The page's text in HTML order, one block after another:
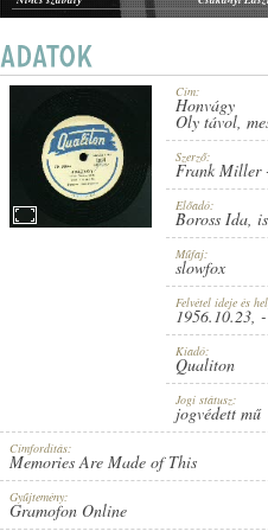
BOROSS IDA ISMERETLEN
GOMMERMANN
SLOWFOX
Van, aki vár
Halló, ha ráér
Barnabőrű hableány
Cím:
Honvágy
Oly távol,
Szerző:
Frank Miller
Előadó:
Boross Ida,
Műfaj:
slowfox
Felvétel ideje és
1956.10.23, -
Kiadó:
Qualiton
Jogi státusz:
jogvédett mű
Címfordítás:
Memories Are Made of This
Gyűjtemény:
Gramofon Online